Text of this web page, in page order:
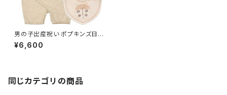
男の子出産祝い ポプキンズ日本
製ベビー服（6～12ヶ月）テント
ウムシセット
¥6,600
同じカテゴリの商品